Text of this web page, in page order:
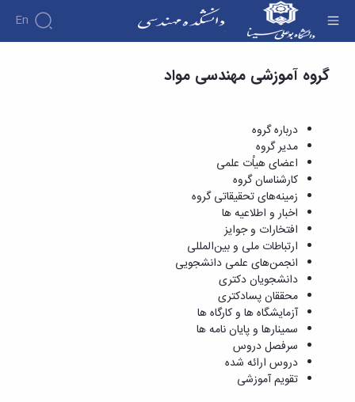
En
دانشکده
تاریخچه
ریاست
دانشکده
روسای
پیشین
افتخارات
آلبوم
عکس
اطلاعات
تماس
سازمان
دانشکده
معاونت
آموزشی
معاونت
پژوهشی
معاونت
کارشناسی
فرم
ها
و
آئین
نامه
ها
آیین‌نامه‌های
معاونت
آموزشی
تحصیلات
تکمیلی
فرم
ها
و
آئین
پژوهش
هفته
پژوهش
کارگاه ها
آزمایشگاه
گروه
برق
گروه
عمران
گروه
مکانیک
گروه
مواد
گروه
صنایع
اساتید
دانشکده
اساتید
بازنشسته
کارکنان
دانشکده
مهندسی
آموزشی
مهندسی
برق
مهندسی
مواد
مهندسی
عمران
مهندسی
صنایع
مهندسی
مکانیک
دروس ارائه شده - دانشکده فنی و مهندسی
گروه آموزشی مهندسی مواد
درباره گروه
مدیر گروه
اعضای هیاُت علمی
کارشناسان گروه
زمینه‌های تحقیقاتی گروه
اخبار و اطلاعیه ها
افتخارات و جوایز
ارتباطات ملی و بین‌المللی
انجمن‌های علمی دانشجویی
دانشجویان دکتری
محققان پسادکتری
آزمایشگاه ها و کارگاه ها
سمینارها و پایان نامه ها
سرفصل دروس
دروس ارائه شده
تقویم آموزشی